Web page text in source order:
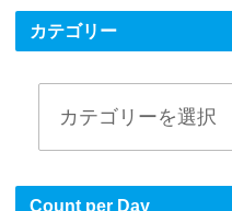
カテゴリー
Count per Day